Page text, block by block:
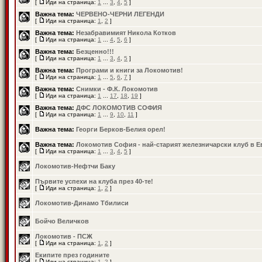
[ Иди на страница: 1 3 4 5 ]
Важна тема: ЧЕРВЕНО-ЧЕРНИ ЛЕГЕНДИ
[ Иди на страница: 1 2 ]
Важна тема: Незабравимият Никола Котков
[ Иди на страница: 1 4 5 6 ]
Важна тема: Безценно!!!
[ Иди на страница: 1 3 4 5 ]
Важна тема: Програми и книги за Локомотив!
[ Иди на страница: 1 5 6 7 ]
Важна тема: Снимки - Ф.К. Локомотив
[ Иди на страница: 1 17 18 19 ]
Важна тема: ДФС ЛОКОМОТИВ СОФИЯ
[ Иди на страница: 1 9 10 11 ]
Важна тема: Георги Берков-Белия орел!
Важна тема: Локомотив София - най-старият железничарски клуб в
[ Иди на страница: 1 3 4 5 ]
Локомотив-Нефтчи Баку
Първите успехи на клуба през 40-те!
[ Иди на страница: 1 2 ]
Локомотив-Динамо Тбилиси
Бойчо Величков
Локомотив - ПСЖ
[ Иди на страница: 1 2 ]
Екипите през годините